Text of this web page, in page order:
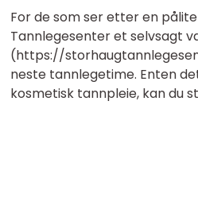
For de som ser etter en
Tannlegesenter et selvsagt
(https://
neste tannlegetime. Enten
kosmetisk tannpleie, kan du